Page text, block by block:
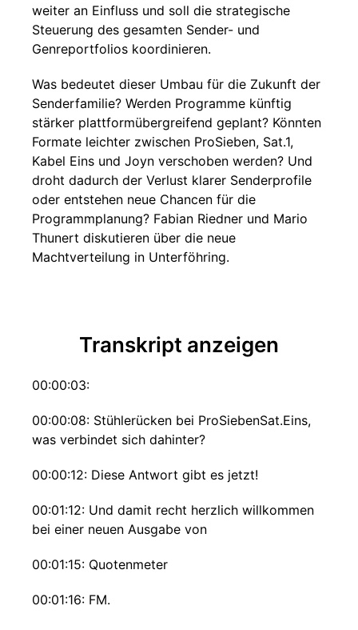
weiter an Einfluss und soll die strategische
Steuerung des gesamten Sender- und
Genreportfolios koordinieren.
Was bedeutet dieser Umbau für die Zukunft der
Senderfamilie? Werden Programme künftig
stärker plattformübergreifend geplant? Könnten
Formate leichter zwischen ProSieben, Sat.1,
Kabel Eins und Joyn verschoben werden? Und
droht dadurch der Verlust klarer Senderprofile
oder entstehen neue Chancen für die
Programmplanung? Fabian Riedner und Mario
Thunert diskutieren über die neue
Machtverteilung in Unterföhring.
Transkript anzeigen
00:00:03:
00:00:08: Stühlerücken bei ProSiebenSat.Eins,
was verbindet sich dahinter?
00:00:12: Diese Antwort gibt es jetzt!
00:01:12: Und damit recht herzlich willkommen
bei einer neuen Ausgabe von
00:01:15: Quotenmeter
00:01:16: FM.